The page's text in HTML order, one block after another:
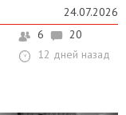
24.07.2026
6
20
12 дней назад